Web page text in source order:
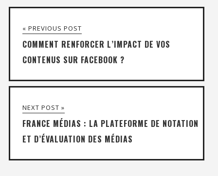
« PREVIOUS POST
COMMENT RENFORCER L’IMPACT DE VOS
CONTENUS SUR FACEBOOK ?
NEXT POST »
FRANCE MÉDIAS : LA PLATEFORME DE NOTATION
ET D’ÉVALUATION DES MÉDIAS